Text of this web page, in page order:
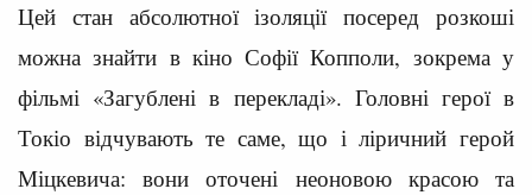
Цей стан абсолютної ізоляції посеред розкоші
можна знайти в кіно Софії Копполи, зокрема у
фільмі «Загублені в перекладі». Головні герої в
Токіо відчувають те саме, що і ліричний герой
Міцкевича: вони оточені неоновою красою та